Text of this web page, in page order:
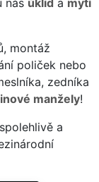
montáž
poliček nebo
zedníka
manžely!
a